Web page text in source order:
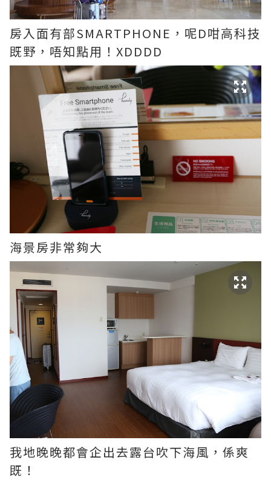
房入面有部SMARTPHONE，呢D咁高科技
既野，唔知點用！XDDDD
海景房非常夠大
我地晚晚都會企出去露台吹下海風，係爽
既！